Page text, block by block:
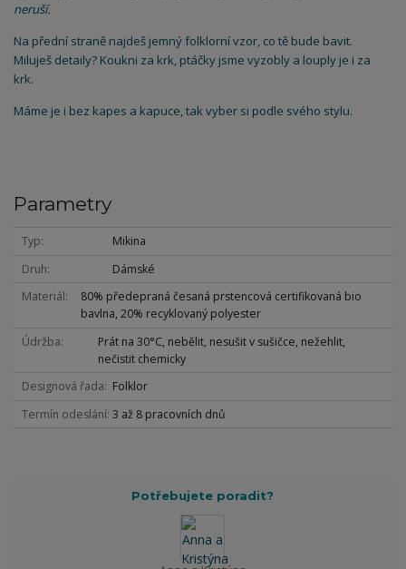
neruší.
Na přední straně najdeš jemný folklorní vzor, co tě bude bavit.
Miluješ detaily? Koukni za krk, ptáčky jsme vyzobly a louply je i za
krk.
Máme je i bez kapes a kapuce, tak vyber si podle svého stylu.
Parametry
Typ
Mikina
Druh
Dámské
Materiál
80% předepraná česaná prstencová certifikovaná bio
bavlna, 20% recyklovaný polyester
Údržba
Prát na 30°C, nebělit, nesušit v sušičce, nežehlit,
nečistit chemicky
Designová řada
Folklor
Termín odeslání 3 až 8 pracovních dnů
Potřebujete poradit?